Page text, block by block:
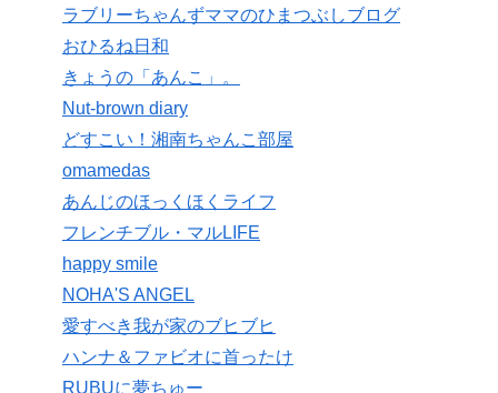
ラブリーちゃんずママのひまつぶしブログ
おひるね日和
きょうの「あんこ」。
Nut-brown diary
どすこい！湘南ちゃんこ部屋
omamedas
あんじのほっくほくライフ
フレンチブル・マルLIFE
happy smile
NOHA'S ANGEL
愛すべき我が家のブヒブヒ
ハンナ＆ファビオに首ったけ
RUBUに夢ちゅー